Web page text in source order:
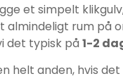
et simpelt
almindeligt rum på
det typisk på 1-2
helt anden, hvis